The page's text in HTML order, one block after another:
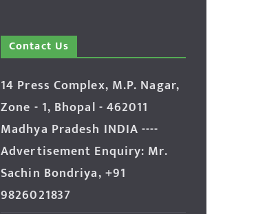
Contact Us
14 Press Complex, M.P. Nagar,
Zone - 1, Bhopal - 462011
Madhya Pradesh INDIA ----
Advertisement Enquiry: Mr.
Sachin Bondriya, +91
9826021837